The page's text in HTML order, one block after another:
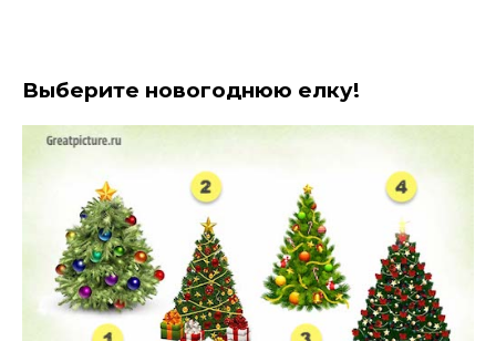
Выберите новогоднюю елку!